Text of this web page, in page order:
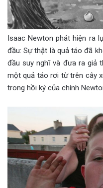
Isaac Newton phát hiện ra
đầu: Sự thật là quả táo đã
đầu suy nghĩ và đưa ra giả
một quả táo rơi từ trên cây
trong hồi ký của chính